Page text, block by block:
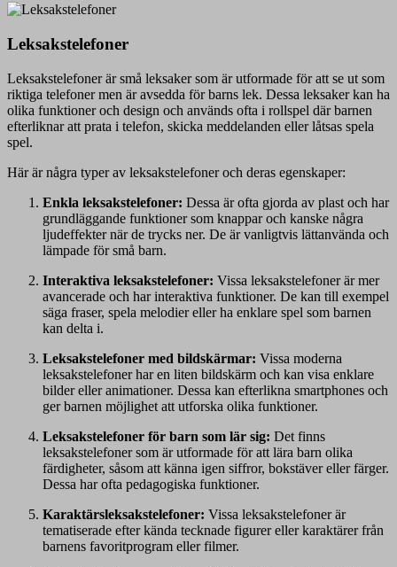
Leksakstelefoner
Leksakstelefoner är små leksaker som är utformade för att se ut som
riktiga telefoner men är avsedda för barns lek. Dessa leksaker kan ha
olika funktioner och design och används ofta i rollspel där barnen
efterliknar att prata i telefon, skicka meddelanden eller låtsas spela
spel.
Här är några typer av leksakstelefoner och deras egenskaper:
Enkla leksakstelefoner: Dessa är ofta gjorda av plast och har
grundläggande funktioner som knappar och kanske några
ljudeffekter när de trycks ner. De är vanligtvis lättanvända och
lämpade för små barn.
Interaktiva leksakstelefoner: Vissa leksakstelefoner är mer
avancerade och har interaktiva funktioner. De kan till exempel
säga fraser, spela melodier eller ha enklare spel som barnen
kan delta i.
Leksakstelefoner med bildskärmar: Vissa moderna
leksakstelefoner har en liten bildskärm och kan visa enklare
bilder eller animationer. Dessa kan efterlikna smartphones och
ger barnen möjlighet att utforska olika funktioner.
Leksakstelefoner för barn som lär sig: Det finns
leksakstelefoner som är utformade för att lära barn olika
färdigheter, såsom att känna igen siffror, bokstäver eller färger.
Dessa har ofta pedagogiska funktioner.
Karaktärsleksakstelefoner: Vissa leksakstelefoner är
tematiserade efter kända tecknade figurer eller karaktärer från
barnens favoritprogram eller filmer.